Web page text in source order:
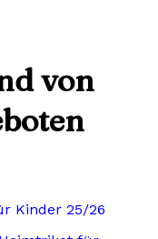
von
Kinder 25/26